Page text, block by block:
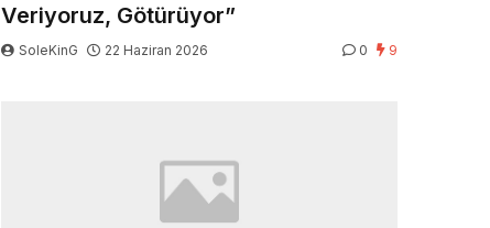
Veriyoruz, Götürüyor”
SoleKinG 22 Haziran 2026 0 9